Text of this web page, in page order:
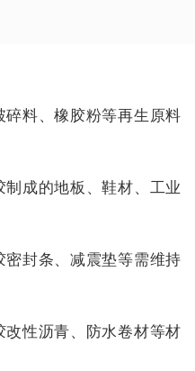
碎料、橡胶粉等再生原料
成的地板、鞋材、工业
封条、减震垫等需维持
性沥青、防水卷材等材